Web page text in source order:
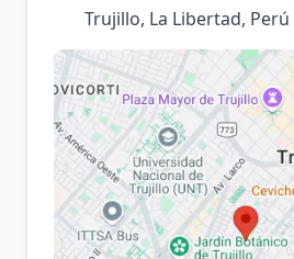
Trujillo, La Libertad, Perú